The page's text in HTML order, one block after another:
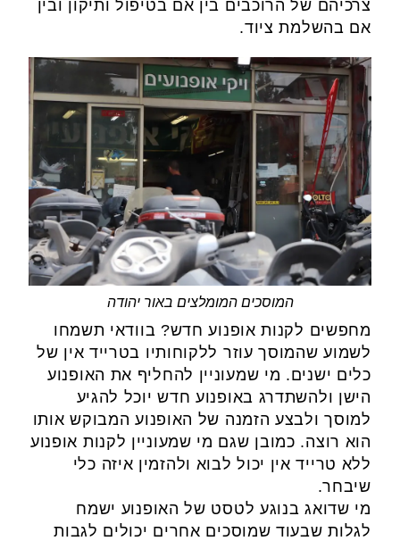
צרכיהם של הרוכבים בין אם בטיפול ותיקון ובין
אם בהשלמת ציוד.
המוסכים המומלצים באור יהודה
מחפשים לקנות אופנוע חדש? בוודאי תשמחו
לשמוע שהמוסך עוזר ללקוחותיו בטרייד אין של
כלים ישנים. מי שמעוניין להחליף את האופנוע
הישן ולהשתדרג באופנוע חדש יוכל להגיע
למוסך ולבצע הזמנה של האופנוע המבוקש אותו
הוא רוצה. כמובן שגם מי שמעוניין לקנות אופנוע
ללא טרייד אין יכול לבוא ולהזמין איזה כלי
שיבחר.
מי שדואג בנוגע לטסט של האופנוע ישמח
לגלות שבעוד שמוסכים אחרים יכולים לגבות